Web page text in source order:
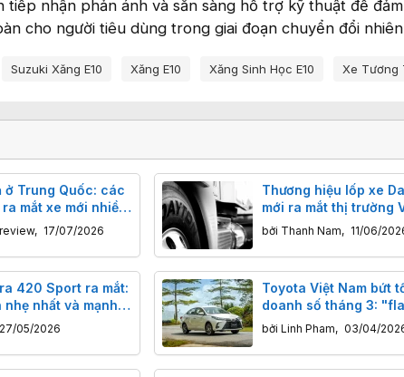
nhận phản ánh và sẵn sàng hỗ trợ kỹ thuật để
cho người tiêu dùng trong giai đoạn chuyển đổi nhiên
Suzuki Xăng E10 Xăng E10 Xăng Sinh Học E10 Xe Tương
ở Trung Quốc: các
mắt xe mới nhiều
, 17/07/2026
Thương hiệu lốp xe
mới ra mắt thị trường
có điểm gì ấn tượng?
bởi Thanh Nam, 11/06/
420 Sport ra mắt:
nhẹ nhất và mạnh
Emira
27/05/2026
Toyota Việt Nam bứt
doanh số tháng 3:
tăng trưởng 300% ai
bởi Linh Pham, 03/04/